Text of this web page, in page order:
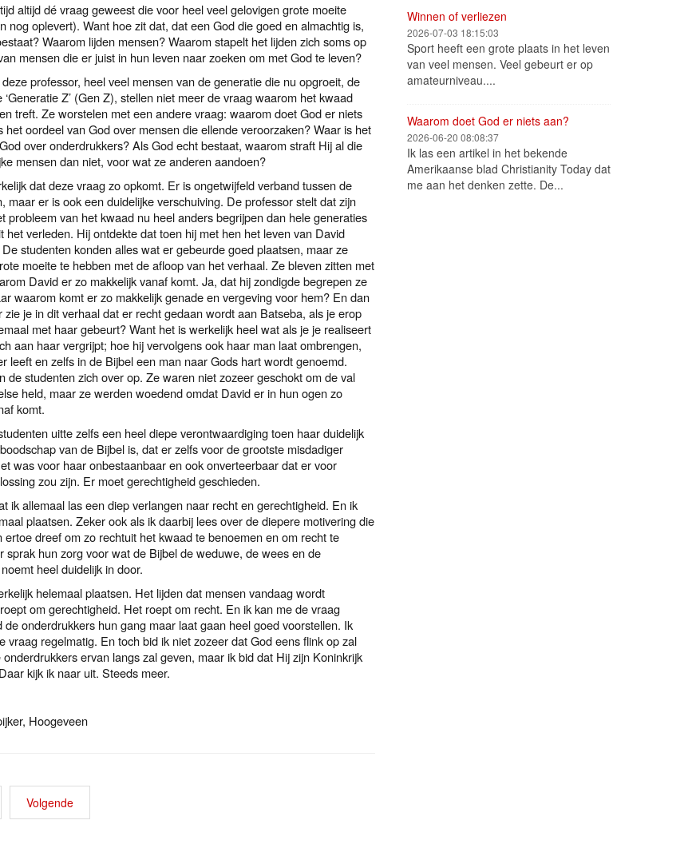
altijd dé vraag geweest die voor heel veel gelovigen grote moeite
nog oplevert). Want hoe zit dat, dat een God die goed en almachtig is,
Waarom lijden mensen? Waarom stapelt het lijden zich soms op
mensen die er juist in hun leven naar zoeken om met God te leven?
professor, heel veel mensen van de generatie die nu opgroeit, de
‘Generatie Z’ (Gen Z), stellen niet meer de vraag waarom het kwaad
treft. Ze worstelen met een andere vraag: waarom doet God er niets
het oordeel van God over mensen die ellende veroorzaken? Waar is het
over onderdrukkers? Als God echt bestaat, waarom straft Hij al die
mensen dan niet, voor wat ze anderen aandoen?
dat deze vraag zo opkomt. Er is ongetwijfeld verband tussen de
maar er is ook een duidelijke verschuiving. De professor stelt dat zijn
probleem van het kwaad nu heel anders begrijpen dan hele generaties
het verleden. Hij ontdekte dat toen hij met hen het leven van David
studenten konden alles wat er gebeurde goed plaatsen, maar ze
moeite te hebben met de afloop van het verhaal. Ze bleven zitten met
David er zo makkelijk vanaf komt. Ja, dat hij zondigde begrepen ze
waarom komt er zo makkelijk genade en vergeving voor hem? En dan
zie je in dit verhaal dat er recht gedaan wordt aan Batseba, als je erop
met haar gebeurt? Want het is werkelijk heel wat als je je realiseert
aan haar vergrijpt; hoe hij vervolgens ook haar man laat ombrengen,
leeft en zelfs in de Bijbel een man naar Gods hart wordt genoemd.
de studenten zich over op. Ze waren niet zozeer geschokt om de val
held, maar ze werden woedend omdat David er in hun ogen zo
komt.
uitte zelfs een heel diepe verontwaardiging toen haar duidelijk
van de Bijbel is, dat er zelfs voor de grootste misdadiger
was voor haar onbestaanbaar en ook onverteerbaar dat er voor
zou zijn. Er moet gerechtigheid geschieden.
ik allemaal las een diep verlangen naar recht en gerechtigheid. En ik
plaatsen. Zeker ook als ik daarbij lees over de diepere motivering die
ertoe dreef om zo rechtuit het kwaad te benoemen en om recht te
sprak hun zorg voor wat de Bijbel de weduwe, de wees en de
heel duidelijk in door.
helemaal plaatsen. Het lijden dat mensen vandaag wordt
om gerechtigheid. Het roept om recht. En ik kan me de vraag
de onderdrukkers hun gang maar laat gaan heel goed voorstellen. Ik
vraag regelmatig. En toch bid ik niet zozeer dat God eens flink op zal
ervan langs zal geven, maar ik bid dat Hij zijn Koninkrijk
kijk ik naar uit. Steeds meer.
Hoogeveen
Volgende
Winnen of verliezen
2026-07-03 18:15:03
Sport heeft een grote plaats in het leven
van veel mensen. Veel gebeurt er op
amateurniveau....
Waarom doet God er niets aan?
2026-06-20 08:08:37
Ik las een artikel in het bekende
Amerikaanse blad Christianity Today dat
me aan het denken zette. De...